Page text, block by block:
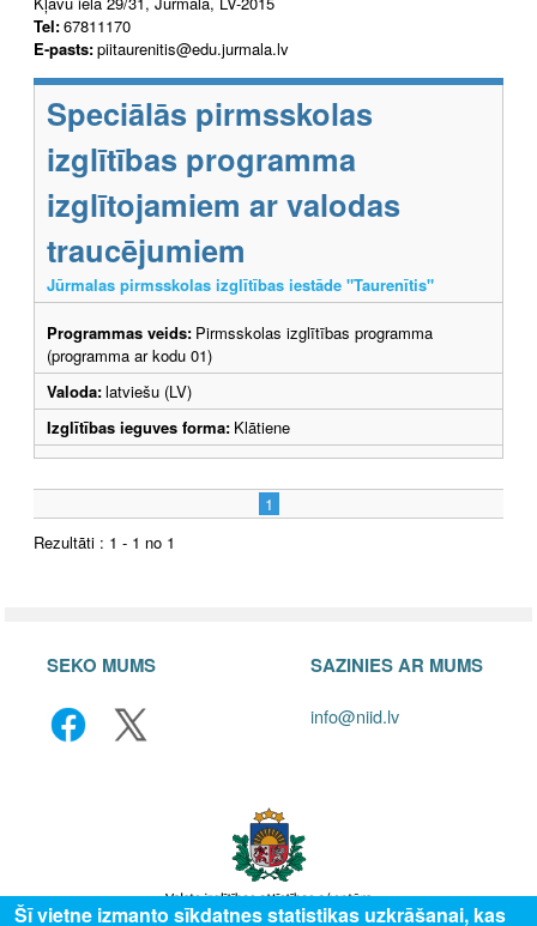
Tel:67811170
E-pasts:piitaurenitis@edu.jurmala.lv
Speciālās pirmsskolas
izglītības programma
izglītojamiem ar valodas
traucējumiem
Jūrmalas pirmsskolas izglītības iestāde "Taurenītis"
Programmas veids: Pirmsskolas izglītības programma
(programma ar kodu 01)
Valoda:latviešu (LV)
Izglītības ieguves forma: Klātiene
1
Rezultāti : 1 - 1 no 1
SEKO MUMS SAZINIES AR MUMS
info@niid.lv
Šī vietne izmanto sīkdatnes statistikas uzkrāšanai, kas